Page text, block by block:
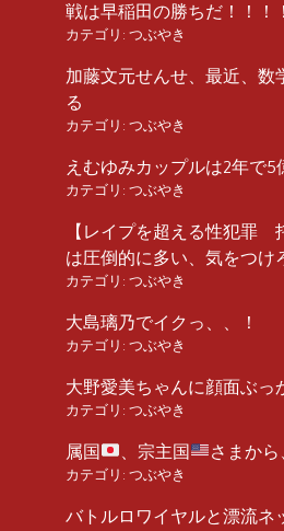
戦は早稲田の勝ちだ！！！！
カテゴリ: つぶやき
加藤文元せんせ、最近、数
る
カテゴリ: つぶやき
えむゆみカップルは2年で5
カテゴリ: つぶやき
【レイプを超える性犯罪
は圧倒的に多い、気をつけ
カテゴリ: つぶやき
大島璃乃でイクっ、、！
カテゴリ: つぶやき
大野愛美ちゃんに顔面ぶっ
カテゴリ: つぶやき
属国 、宗主国 さまか
カテゴリ: つぶやき
バトルロワイヤルと漂流ネ